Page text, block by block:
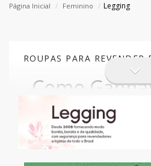
Página Inicial / Feminino / Legging
ROUPAS PARA
Como
Fitness.
Renda